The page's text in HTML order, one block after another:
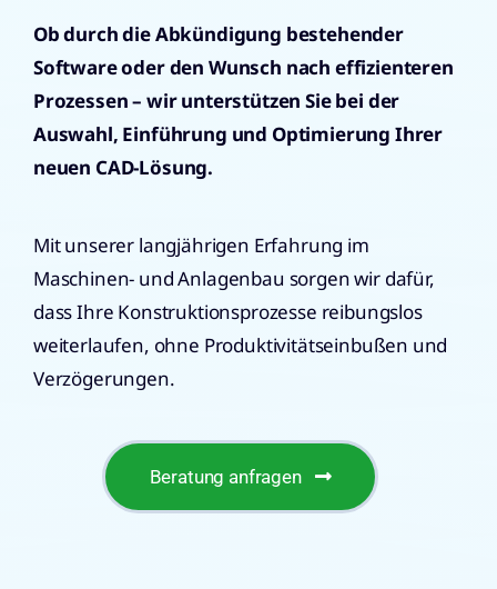
Ob durch die Abkündigung bestehender
Software oder den Wunsch nach effizienteren
Prozessen – wir unterstützen Sie bei der
Auswahl, Einführung und Optimierung Ihrer
neuen CAD-Lösung.
Mit unserer langjährigen Erfahrung im
Maschinen- und Anlagenbau sorgen wir dafür,
dass Ihre Konstruktionsprozesse reibungslos
weiterlaufen, ohne Produktivitätseinbußen und
Verzögerungen.
Beratung anfragen